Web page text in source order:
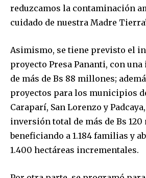
reduzcamos la contaminación
cuidado de nuestra Madre
Asimismo, se tiene previsto el
proyecto Presa Pananti, con
de más de Bs 88 millones;
proyectos para los municipios
Caraparí, San Lorenzo y
inversión total de más de Bs
beneficiando a 1.184 familias y
1.400 hectáreas incrementales.